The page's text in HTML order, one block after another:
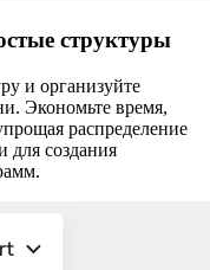
структуры
и организуйте
Экономьте время,
распределение
для создания